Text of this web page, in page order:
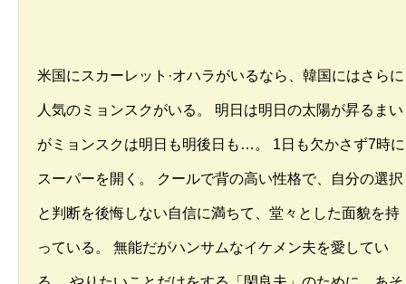
米国にスカーレット·オハラがいるなら、韓国にはさらに
人気のミョンスクがいる。 明日は明日の太陽が昇るまい
がミョンスクは明日も明後日も…。 1日も欠かさず7時に
スーパーを開く。 クールで背の高い性格で、自分の選択
と判断を後悔しない自信に満ちて、堂々とした面貌を持
っている。 無能だがハンサムなイケメン夫を愛してい